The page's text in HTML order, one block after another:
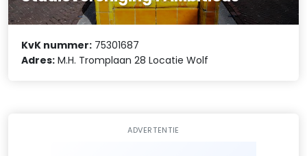
KvK nummer: 75301687
Adres: M.H. Tromplaan 28 Locatie Wolf
ADVERTENTIE